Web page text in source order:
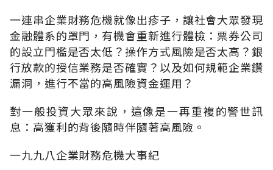
一連串企業財務危機就像出疹子，讓社會大眾發現
金融體系的罩門，有機會重新進行體檢：票券公司
的設立門檻是否太低？操作方式風險是否太高？銀
行放款的授信業務是否確實？以及如何規範企業鑽
漏洞，進行不當的高風險資金運用？
對一般投資大眾來說，這像是一再重複的警世訊
息：高獲利的背後隨時伴隨著高風險。
一九九八企業財務危機大事紀